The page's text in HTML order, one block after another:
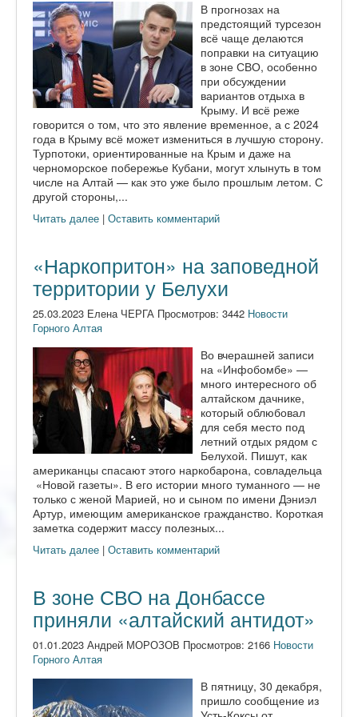
В прогнозах на
предстоящий турсезон
всё чаще делаются
поправки на ситуацию
в зоне СВО, особенно
при обсуждении
вариантов отдыха в
Крыму. И всё реже
говорится о том, что это явление временное, а с 2024
года в Крыму всё может измениться в лучшую сторону.
Турпотоки, ориентированные на Крым и даже на
черноморское побережье Кубани, могут хлынуть в том
числе на Алтай — как это уже было прошлым летом. С
другой стороны,...
Читать далее | Оставить комментарий
«Наркопритон» на заповедной
территории у Белухи
25.03.2023 Елена ЧЕРГА Просмотров: 3442 Новости
Горного Алтая
Во вчерашней записи
на «Инфобомбе» —
много интересного об
алтайском дачнике,
который облюбовал
для себя место под
летний отдых рядом с
Белухой. Пишут, как
американцы спасают этого наркобарона, совладельца
«Новой газеты». В его истории много туманного — не
только с женой Марией, но и сыном по имени Дэниэл
Артур, имеющим американское гражданство. Короткая
заметка содержит массу полезных...
Читать далее | Оставить комментарий
В зоне СВО на Донбассе
приняли «алтайский антидот»
01.01.2023 Андрей МОРОЗОВ Просмотров: 2166 Новости
Горного Алтая
В пятницу, 30 декабря,
пришло сообщение из